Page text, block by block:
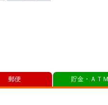
郵便 貯金・ＡＴ